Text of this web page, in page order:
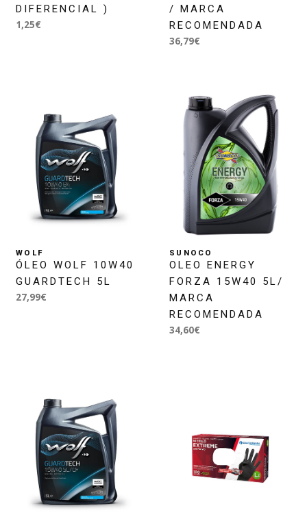
DIFERENCIAL )
1,25€
/ MARCA
RECOMENDADA
36,79€
WOLF
ÓLEO WOLF 10W40
GUARDTECH 5L
27,99€
SUNOCO
OLEO ENERGY
FORZA 15W40 5L/
MARCA
RECOMENDADA
34,60€